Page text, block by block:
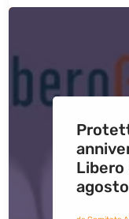
Libero